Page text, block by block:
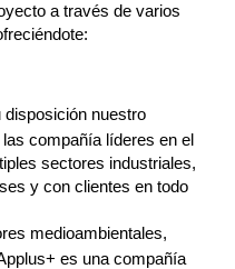
a través de varios
nuestro
compañía líderes en el
sectores industriales,
y con clientes en todo
medioambientales,
es una compañía